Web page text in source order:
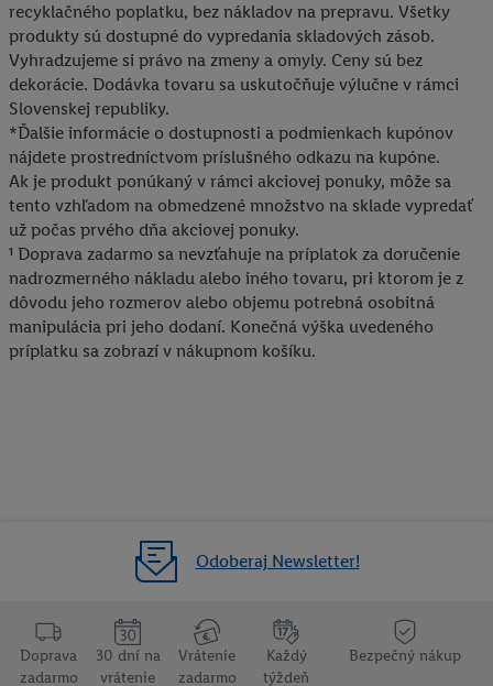
recyklačného poplatku, bez nákladov na prepravu. Všetky
produkty sú dostupné do vypredania skladových zásob.
Vyhradzujeme si právo na zmeny a omyly. Ceny sú bez
dekorácie. Dodávka tovaru sa uskutočňuje výlučne v rámci
Slovenskej republiky.
*Ďalšie informácie o dostupnosti a podmienkach kupónov
nájdete prostredníctvom príslušného odkazu na kupóne.
Ak je produkt ponúkaný v rámci akciovej ponuky, môže sa
tento vzhľadom na obmedzené množstvo na sklade vypredať
už počas prvého dňa akciovej ponuky.
¹ Doprava zadarmo sa nevzťahuje na príplatok za doručenie
nadrozmerného nákladu alebo iného tovaru, pri ktorom je z
dôvodu jeho rozmerov alebo objemu potrebná osobitná
manipulácia pri jeho dodaní. Konečná výška uvedeného
príplatku sa zobrazí v nákupnom košíku.
Odoberaj Newsletter!
Doprava
zadarmo
30 dní na
vrátenie
Vrátenie
zadarmo
Každý
týždeň
Bezpečný nákup
údajov.
Kliknutím na možnosť " Odmietnuť" môžete povoliť iba
používanie potrebných technológií. Kliknutím na "Súhlasím
"
vyjadríte súhlas so spracúvaním na všetky vyššie uvedené účely.
Ďalšie informácie vrátane informácií o dobe uchovávania
údajov a Vašom práve kedykoľvek odvolať súhlas s účinnosťou
do budúcnosti nájdete v našichzásadách ochrany osobných
údajov.Imprint nájdete tu.